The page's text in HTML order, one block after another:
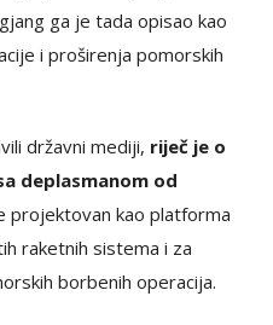
ga je tada opisao kao
i proširenja pomorskih
državni mediji, riječ je o
deplasmanom od
projektovan kao platforma
raketnih sistema i za
borbenih operacija.